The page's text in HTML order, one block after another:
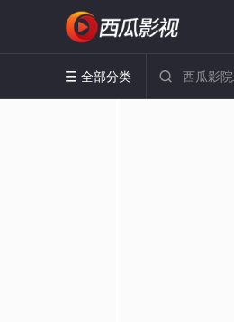
 全部分类 